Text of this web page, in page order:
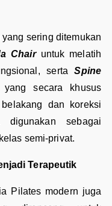
sering ditemukan
Chairuntuk melatih
serta
Spine
secara khusus
dan koreksi
sebagai
semi-privat.
Terapeutik
Pilates modern juga